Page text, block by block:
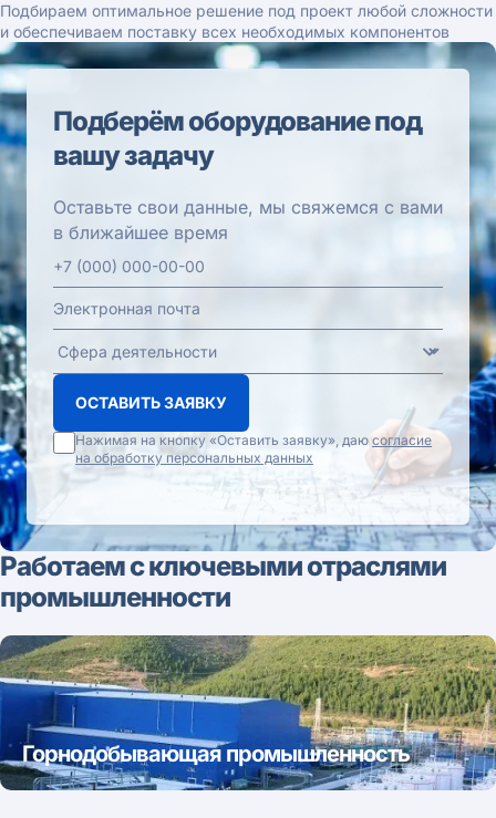
Подбираем оптимальное решение под проект любой сложности
и обеспечиваем поставку всех необходимых компонентов
Подберём оборудование под
вашу задачу
Оставьте свои данные, мы свяжемся с вами
в ближайшее время
ОСТАВИТЬ ЗАЯВКУ
Нажимая на кнопку «Оставить заявку», даю согласие
на обработку персональных данных
Работаем с ключевыми отраслями
промышленности
Горнодобывающая промышленность